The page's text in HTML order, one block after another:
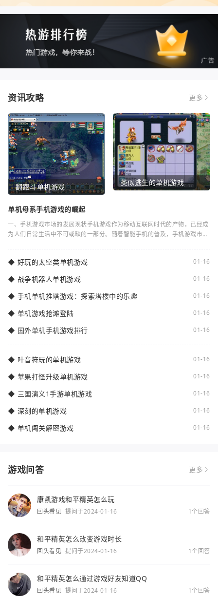
资讯攻略 更多
翻跟斗单机游戏 类似逃生的单机游戏
单机母系手机游戏的崛起
一、手机游戏市场的发展现状手机游戏作为移动互联网时代的产物，已经成
为人们日常生活中不可或缺的一部分。随着智能手机的普及，手机游戏市场
◆ 好玩的太空类单机游戏 01-16
◆ 战争机器人单机游戏 01-16
◆ 手机单机推塔游戏：探索塔楼中的乐趣 01-16
◆ 单机游戏抢滩登陆 01-16
◆ 国外单机手机游戏排行 01-16
◆ 叶音符玩的单机游戏 01-16
◆ 苹果打怪升级单机游戏 01-16
◆ 三国演义1手游单机游戏 01-16
◆ 深刻的单机游戏 01-16
◆ 单机闯关解密游戏 01-16
游戏问答 更多
康凯游戏和平精英怎么玩
回头看见 提问于2024-01-16 1个回答
和平精英怎么改变游戏时长
回头看见 提问于2024-01-16 1个回答
和平精英怎么通过游戏好友知道QQ
回头看见 提问于2024-01-16 1个回答